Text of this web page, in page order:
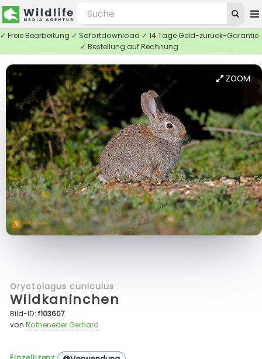
✓ Freie Bearbeitung ✓ Sofortdownload ✓ 14 Tage Geld-zurück-Garantie
✓ Bestellung auf Rechnung
ZOOM
Oryctolagus cuniculus
Wildkaninchen
Bild-ID:f103607
vonRotheneder Gerhard